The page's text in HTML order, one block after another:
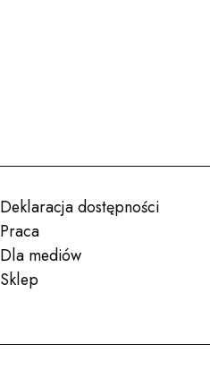
Deklaracja dostępności
Praca
Dla mediów
Sklep